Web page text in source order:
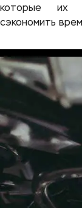
которые их
сэкономить